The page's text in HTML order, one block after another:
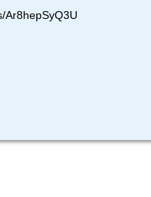
Ar8hepSyQ3U